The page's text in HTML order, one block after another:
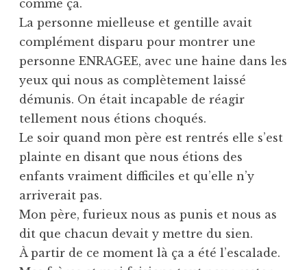
comme ça.
La personne mielleuse et gentille avait
complément disparu pour montrer une
personne ENRAGEE, avec une haine dans les
yeux qui nous as complètement laissé
démunis. On était incapable de réagir
tellement nous étions choqués.
Le soir quand mon père est rentrés elle s’est
plainte en disant que nous étions des
enfants vraiment difficiles et qu’elle n’y
arriverait pas.
Mon père, furieux nous as punis et nous as
dit que chacun devait y mettre du sien.
À partir de ce moment là ça a été l’escalade.